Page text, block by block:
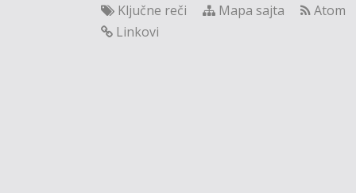
Ključne reči Mapa sajta
Atom
Linkovi